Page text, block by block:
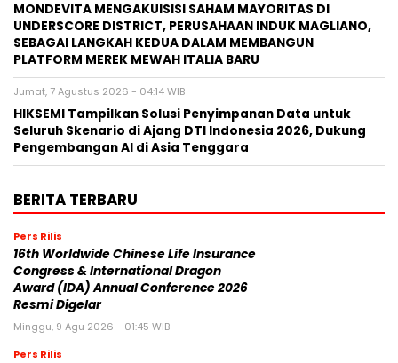
MONDEVITA MENGAKUISISI SAHAM MAYORITAS DI
UNDERSCORE DISTRICT, PERUSAHAAN INDUK MAGLIANO,
SEBAGAI LANGKAH KEDUA DALAM MEMBANGUN
PLATFORM MEREK MEWAH ITALIA BARU
Jumat, 7 Agustus 2026 - 04:14 WIB
HIKSEMI Tampilkan Solusi Penyimpanan Data untuk
Seluruh Skenario di Ajang DTI Indonesia 2026, Dukung
Pengembangan AI di Asia Tenggara
BERITA TERBARU
Pers Rilis
16th Worldwide Chinese Life Insurance
Congress & International Dragon
Award (IDA) Annual Conference 2026
Resmi Digelar
Minggu, 9 Agu 2026 - 01:45 WIB
Pers Rilis